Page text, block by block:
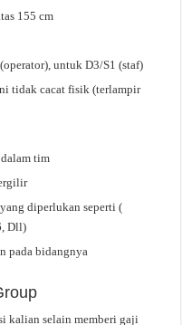
155 cm
untuk D3/S1 (staf)
tidak cacat fisik (terlampir
tim
diperlukan seperti (
Dll)
pada bidangnya
kalian selain memberi gaji